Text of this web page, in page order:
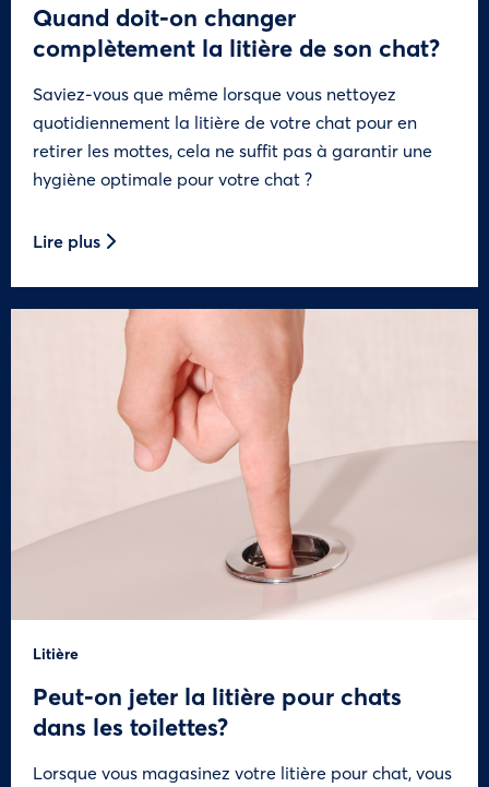
Quand doit-on changer
complètement la litière de son chat?
Saviez-vous que même lorsque vous nettoyez
quotidiennement la litière de votre chat pour en
retirer les mottes, cela ne suffit pas à garantir une
hygiène optimale pour votre chat ?
Lire plus
Litière
Peut-on jeter la litière pour chats
dans les toilettes?
Lorsque vous magasinez votre litière pour chat, vous